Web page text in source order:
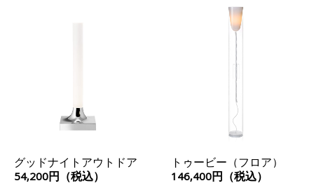
グッドナイトアウトドア
54,200円（税込）
トゥービー（フロア）
146,400円（税込）